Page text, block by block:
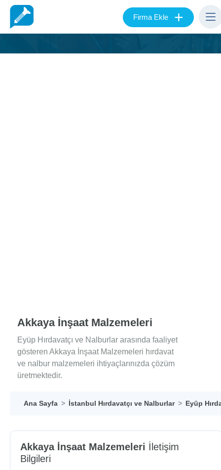
Firma Ekle +
Akkaya İnşaat Malzemeleri
Eyüp Hırdavatçı ve Nalburlar arasında faaliyet
gösteren Akkaya İnşaat Malzemeleri hırdavat
ve nalbur malzemeleri ihtiyaçlarınızda çözüm
üretmektedir.
Ana Sayfa İstanbul Hırdavatçı ve Nalburlar Eyüp
Akkaya İnşaat Malzemeleri İletişim
Bilgileri